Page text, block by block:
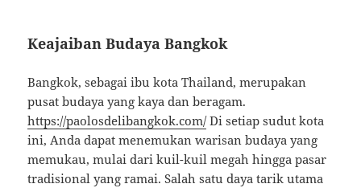
Keajaiban Budaya Bangkok
Bangkok, sebagai ibu kota Thailand, merupakan
pusat budaya yang kaya dan beragam.
https://paolosdelibangkok.com/Di setiap sudut kota
ini, Anda dapat menemukan warisan budaya yang
memukau, mulai dari kuil-kuil megah hingga pasar
tradisional yang ramai. Salah satu daya tarik utama